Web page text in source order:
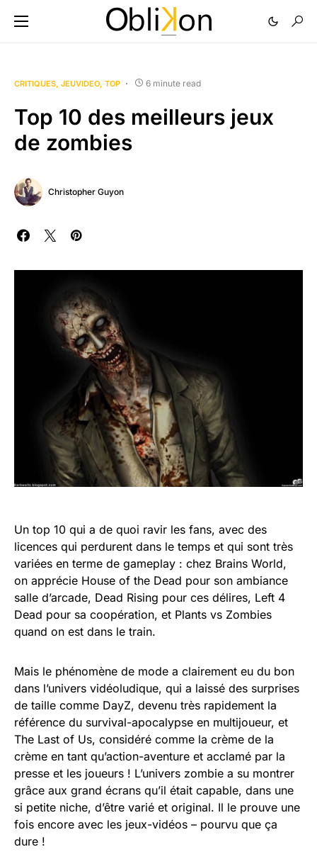
CRITIQUES JEUVIDEO TOP 6 minute read
Top 10 des meilleurs jeux
de zombies
Christopher Guyon
Un top 10 qui a de quoi ravir les fans, avec des
licences qui perdurent dans le temps et qui sont très
variées en terme de gameplay : chez Brains World,
on apprécie House of the Dead pour son ambiance
salle d’arcade, Dead Rising pour ces délires, Left 4
Dead pour sa coopération, et Plants vs Zombies
quand on est dans le train.
Mais le phénomène de mode a clairement eu du bon
dans l’univers vidéoludique, qui a laissé des surprises
de taille comme DayZ, devenu très rapidement la
référence du survival-apocalypse en multijoueur, et
The Last of Us, considéré comme la crème de la
crème en tant qu’action-aventure et acclamé par la
presse et les joueurs ! L’univers zombie a su montrer
grâce aux grand écrans qu’il était capable, dans une
si petite niche, d’être varié et original. Il le prouve une
fois encore avec les jeux-vidéos – pourvu que ça
dure !